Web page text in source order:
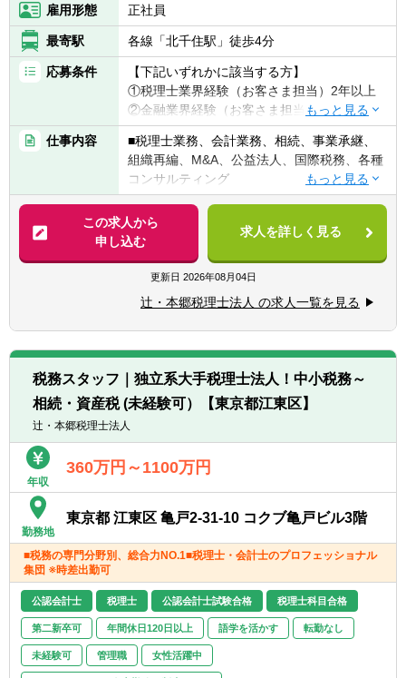
雇用形態 正社員
最寄駅 各線「北千住駅」徒歩4分
応募条件
【下記いずれかに該当する方】
①税理士業界経験（お客さま担当）2年以上
②金融業界経験（お客さま担当）3年以上
③社会人経験（業界等問わず）2年以上 か
つ 税理士科目1科目以上の取得者
④税理士
⑤公認会計士
※税務業務未経験会計士の方も歓迎いたしま
す！！
【求める人物像】
■税務・会計にとどまらず、総合的な観点か
ら経営コンサルティングに携りたい方
仕事内容
■税理士業務、会計業務、相続、事業承継、
組織再編、M&A、公益法人、国際税務、各種
コンサルティング
【法人全体の特色】
■業界トップレベルの規模でお客様に対して
サービス提供しています。
■チーム連携：税理士、公認会計士、中小企
業診断士など、税務・会計に関わる様々な分
野のエキスパートが集結し、案件によって
は、互いにチームを組んで業務を進めること
があります。
■広範囲な取扱業務
一般企業をはじめ、医療法人、公益法人、社
会福祉法人、地方公共団体、海外法人、個人
と幅広いお客様に対して、税務・会計サービ
スを提供しています。
この求人から
申し込む
求人を詳しく見る
更新日 2026年08月04日
辻・本郷税理士法人 の求人一覧を見る
税務スタッフ｜独立系大手税理士法人！中小税務～
相続・資産税 (未経験可）【東京都江東区】
辻・本郷税理士法人
年収
360万円～1100万円
勤務地
東京都 江東区 亀戸2-31-10 コクブ亀戸ビル3階
■税務の専門分野別、総合力NO.1■税理士・会計士のプロフェッショナル
集団 ※時差出勤可
公認会計士 税理士 公認会計士試験合格 税理士科目合格
第二新卒可 年間休日120日以上 語学を活かす 転勤なし
未経験可 管理職 女性活躍中